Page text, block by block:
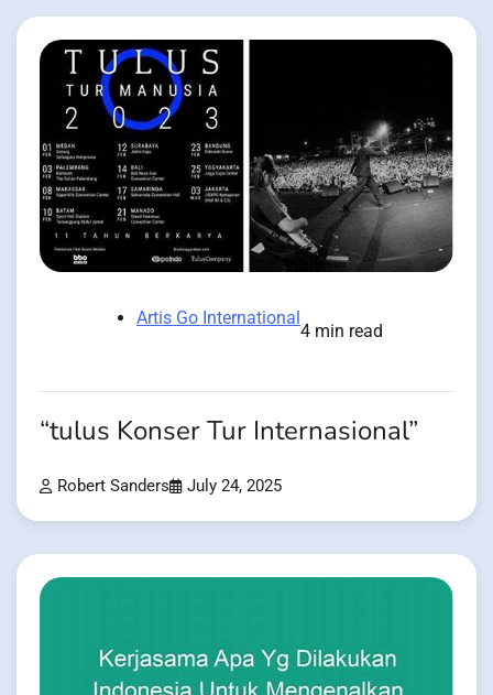
Artis Go International
4 min read
“tulus Konser Tur Internasional”
Robert Sanders July 24, 2025